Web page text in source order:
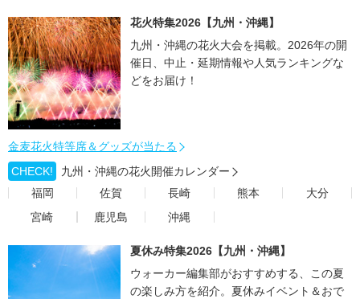
花火特集2026【九州・沖縄】
九州・沖縄の花火大会を掲載。2026年の開
催日、中止・延期情報や人気ランキングな
どをお届け！
金麦花火特等席＆グッズが当たる
CHECK!
九州・沖縄の花火開催カレンダー
福岡
佐賀 長崎 熊本
大分
宮崎
鹿児島 沖縄
夏休み特集2026【九州・沖縄】
ウォーカー編集部がおすすめする、この夏
の楽しみ方を紹介。夏休みイベント＆おで